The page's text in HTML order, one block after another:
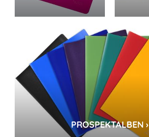
PROSPEKTALBEN ›